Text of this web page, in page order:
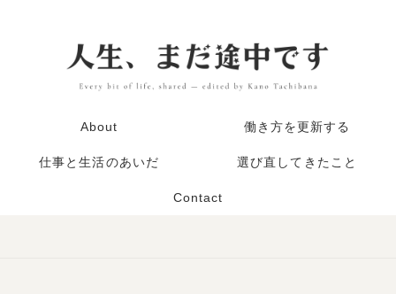
About 働き方を更新する
仕事と生活のあいだ 選び直してきたこと
Contact